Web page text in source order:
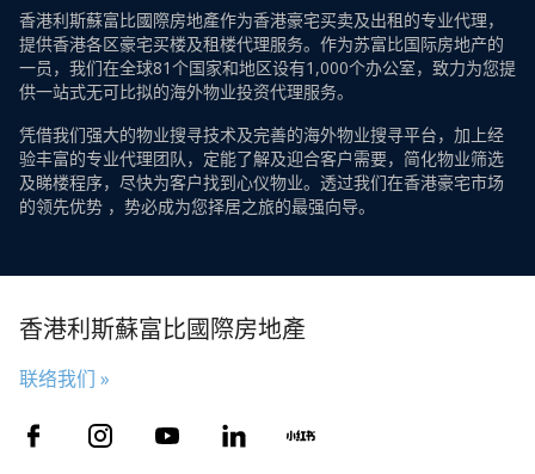
香港利斯蘇富比國際房地產作为香港豪宅买卖及出租的专业代理，
提供香港各区豪宅买楼及租楼代理服务。作为苏富比国际房地产的
一员，我们在全球81个国家和地区设有1,000个办公室，致力为您提
供一站式无可比拟的海外物业投资代理服务。
凭借我们强大的物业搜寻技术及完善的海外物业搜寻平台，加上经
验丰富的专业代理团队，定能了解及迎合客户需要，简化物业筛选
及睇楼程序，尽快为客户找到心仪物业。透过我们在香港豪宅市场
的领先优势 ，势必成为您择居之旅的最强向导。
香港利斯蘇富比國際房地產
联络我们 »